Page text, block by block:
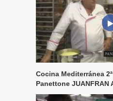
Cocina Mediterránea
Panettone JUANFRAN